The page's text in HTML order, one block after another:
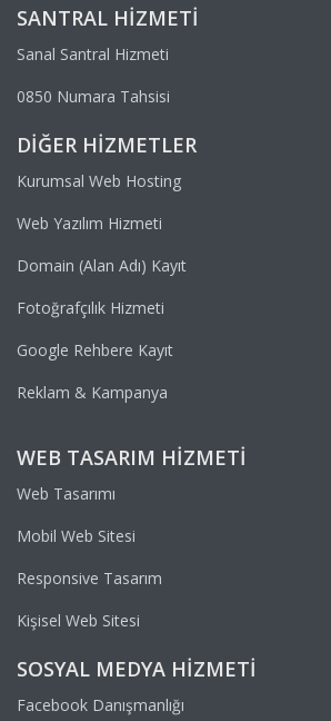
SANTRAL HIZMETI
Sanal Santral Hizmeti
0850 Numara Tahsisi
DIĞER HIZMETLER
Kurumsal Web Hosting
Web Yazılım Hizmeti
Domain (Alan Adı) Kayıt
Fotoğrafçılık Hizmeti
Google Rehbere Kayıt
Reklam & Kampanya
WEB TASARIM HIZMETI
Web Tasarımı
Mobil Web Sitesi
Responsive Tasarım
Kişisel Web Sitesi
SOSYAL MEDYA HIZMETI
Facebook Danışmanlığı